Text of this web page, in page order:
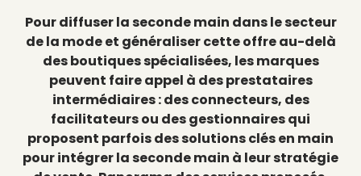
Pour diffuser la seconde main dans le secteur
de la mode et généraliser cette offre au-delà
des boutiques spécialisées, les marques
peuvent faire appel à des prestataires
intermédiaires : des connecteurs, des
facilitateurs ou des gestionnaires qui
proposent parfois des solutions clés en main
pour intégrer la seconde main à leur stratégie